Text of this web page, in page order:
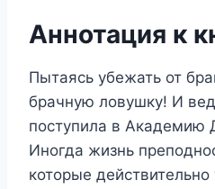
Аннотация к
Пытаясь убежать от
брачную ловушку! И
поступила в Академию
Иногда жизнь
которые действительно